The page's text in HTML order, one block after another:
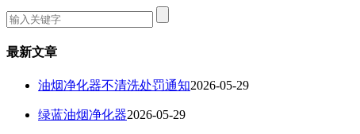
最新文章
油烟净化器不清洗处罚通知2026-05-29
绿蓝油烟净化器2026-05-29